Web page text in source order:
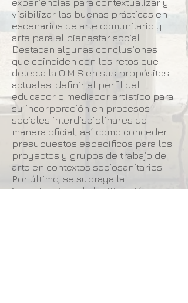
experiencias para contextualizar y
visibilizar las buenas prácticas en
escenarios de arte comunitario y
arte para el bienestar social.
Destacan algunas conclusiones
que coinciden con los retos que
detecta la O.M.S en sus propósitos
actuales: definir el perfil del
educador o mediador artístico para
su incorporación en procesos
sociales interdisciplinares de
manera oficial, así como conceder
presupuestos específicos para los
proyectos y grupos de trabajo de
arte en contextos sociosanitarios.
Por último, se subraya la
importancia de la legitimación del